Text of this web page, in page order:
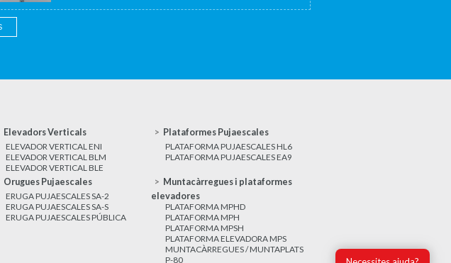
Elevadors Verticals
ELEVADOR VERTICAL ENI
ELEVADOR VERTICAL BLM
ELEVADOR VERTICAL BLE
Plataformes Pujaescales
PLATAFORMA PUJAESCALES HL6
PLATAFORMA PUJAESCALES EA9
Orugues Pujaescales
ERUGA PUJAESCALES SA-2
ERUGA PUJAESCALES SA-S
ERUGA PUJAESCALES PÚBLICA
Muntacàrregues i plataformes
elevadores
PLATAFORMA MPHD
PLATAFORMA MPH
PLATAFORMA MPSH
PLATAFORMA ELEVADORA MPS
MUNTACÀRREGUES / MUNTAPLATS
P-80